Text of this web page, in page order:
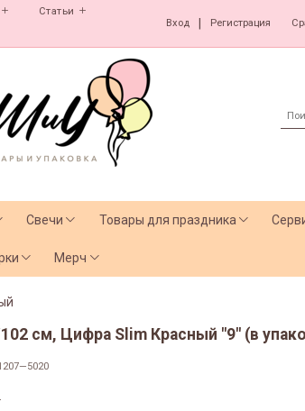
Статьи
Вход Регистрация
Свечи Товары для праздника
Мерч
см, Цифра Slim Красный "9" (в